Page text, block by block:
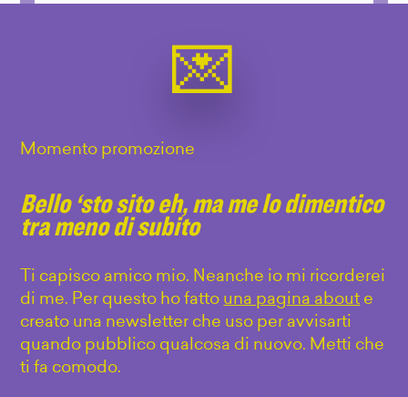
Momento promozione
Bello ‘sto sito eh, ma me lo dimentico
tra meno di subito
Ti capisco amico mio. Neanche io mi ricorderei
di me. Per questo ho fatto una pagina about e
creato una newsletter che uso per avvisarti
quando pubblico qualcosa di nuovo. Metti che
ti fa comodo.